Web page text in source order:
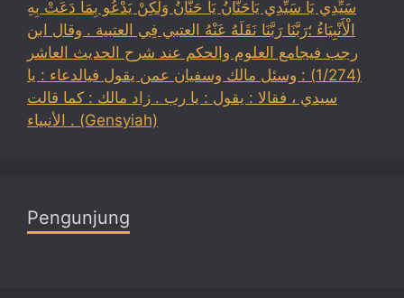
سَيِّدِي يَا سَيِّدِي يَاحَنَّانُ يَا حَنَّانُ وَلَكِنْ يَدْعُو بِمَا دَعَتْ بِهِ
الْأَنْبِيَاءُ ؛رَبَّنَا رَبَّنَا نَقَلَهُ عَنْهُ العتبي فِي العتبية . وقال ابن
رجب فيجامع العلوم والحكم عند شرح الحديث العاشر
(1/274) : وسئل مالك وسفيان عمن يقول فيالدعاء : يا
سيدي ، فقالا : يقول : يا رب . زاد مالك : كما قالت
الأنبياء . (Gensyiah)
Pengunjung